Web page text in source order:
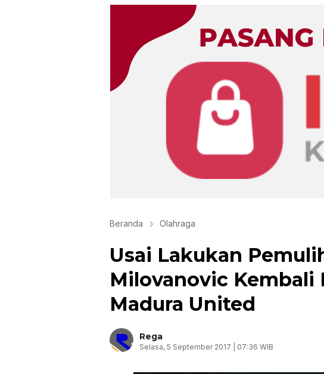
Beranda Olahraga
Usai Lakukan
Milovanovic Kembali
Madura United
Rega
Selasa, 5 September 2017 | 07:36 WIB